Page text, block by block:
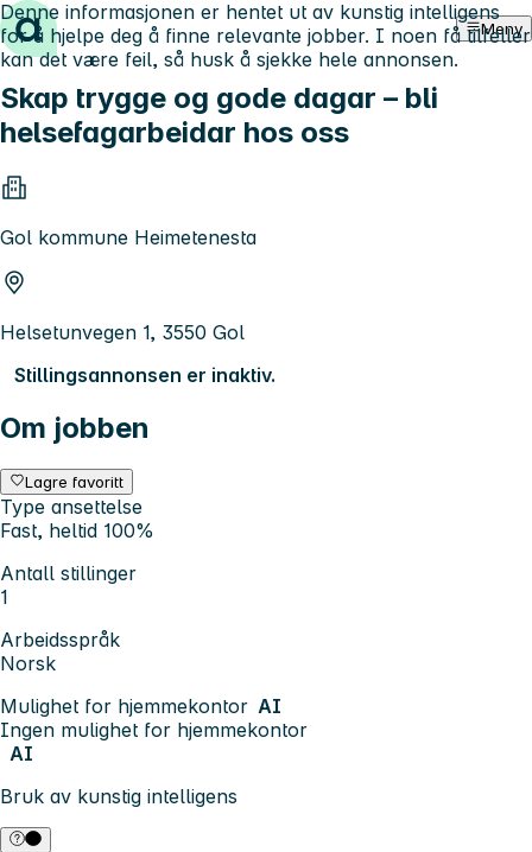
Hopp til innhold Meny
Skap trygge og gode dagar – bli
helsefagarbeidar hos oss
Gol kommune Heimetenesta
Helsetunvegen 1, 3550 Gol
Stillingsannonsen er inaktiv.
Om jobben
Lagre favoritt
Type ansettelse
Fast, heltid 100%
Antall stillinger
1
Arbeidsspråk
Norsk
Mulighet for hjemmekontor AI
Ingen mulighet for hjemmekontor
AI
Bruk av kunstig intelligens
Denne informasjonen er hentet ut av kunstig intelligens
for å hjelpe deg å finne relevante jobber. I noen få tilfeller
kan det være feil, så husk å sjekke hele annonsen.